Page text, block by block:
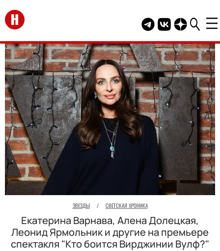
Перейти на главную
Telegram канал
Группа HELLO
Канал
ЗВЕЗДЫ / СВЕТСКАЯ ХРОНИКА
Екатерина Варнава, Алена Долецкая,
Леонид Ярмольник и другие на премьере
спектакля "Кто боится Вирджинии Вулф?"